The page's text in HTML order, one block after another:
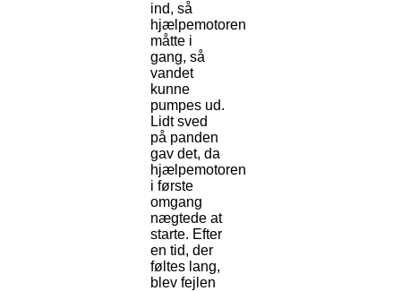
ind, så
hjælpemotoren
måtte i
gang, så
vandet
kunne
pumpes ud.
Lidt sved
på panden
gav det, da
hjælpemotoren
i første
omgang
nægtede at
starte. Efter
en tid, der
føltes lang,
blev fejlen